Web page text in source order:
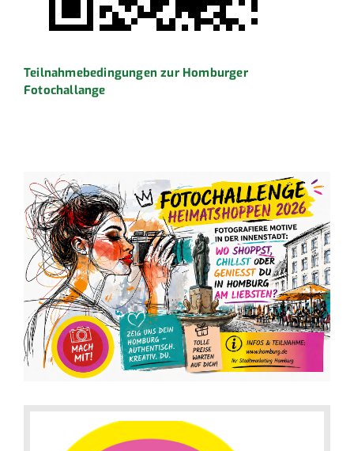
Teilnahmebedingungen zur Homburger
Fotochallange